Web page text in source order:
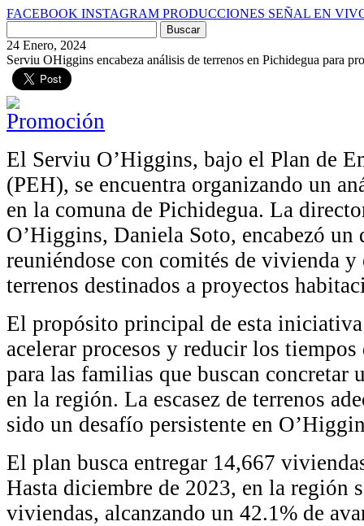
FACEBOOK INSTAGRAM PRODUCCIONES SEÑAL EN
por:
24 Enero, 2024
Serviu OHiggins encabeza análisis de terrenos en Pichidegua para
El Serviu O’Higgins, bajo el Plan de
(PEH), se encuentra organizando un
en la comuna de Pichidegua. La
O’Higgins, Daniela Soto, encabezó un
reuniéndose con comités de vivienda
terrenos destinados a proyectos
El propósito principal de esta
acelerar procesos y reducir los
para las familias que buscan concretar
en la región. La escasez de terrenos
sido un desafío persistente en
El plan busca entregar 14,667
Hasta diciembre de 2023, en la región
viviendas, alcanzando un 42.1% de